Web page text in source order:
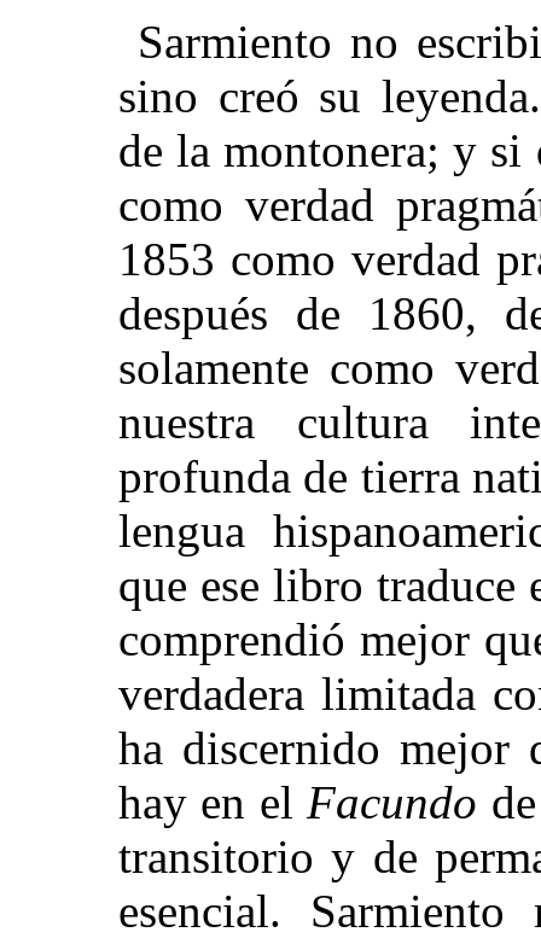
Sarmiento no
sino creó su
de la montonera; y
como verdad
1853 como verdad
después de 1860,
solamente como
nuestra cultura
profunda de tierra
lengua
que ese libro traduce
comprendió mejor
verdadera limitada
ha discernido mejor
hay en el Facundo
transitorio y de
esencial.